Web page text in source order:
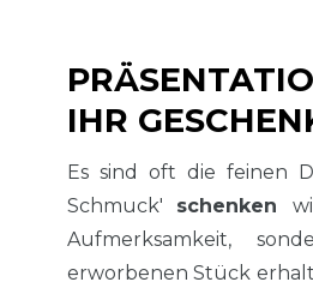
IHR
Es sind oft die feinen
Schmuck' schenken
Aufmerksamkeit,
erworbenen Stück